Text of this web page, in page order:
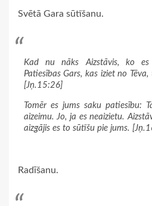
Svētā Gara sūtīšanu.
Kad nu nāks Aizstāvis, ko
Patiesības Gars, kas iziet no
[Jņ.15:26]
Tomēr es jums saku patiesību:
aizeimu. Jo, ja es neaizietu.
aizgājis es to sūtīšu pie jums.
Radīšanu.